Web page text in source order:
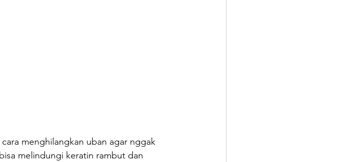
menghilangkan uban agar nggak
melindungi keratin rambut dan